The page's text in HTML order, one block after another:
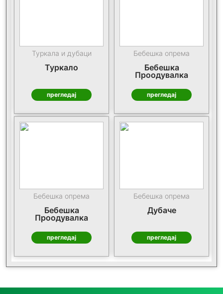
Туркала и дубаци
Туркало
прегледај
Бебешка опрема
Бебешка
Проодувалка
прегледај
Бебешка опрема
Бебешка
Проодувалка
прегледај
Бебешка опрема
Дубаче
прегледај